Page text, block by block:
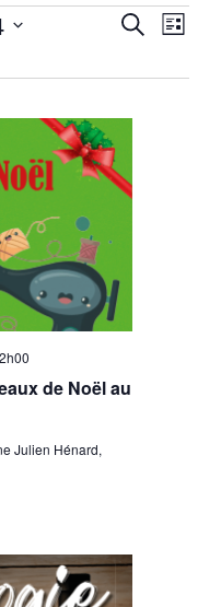
et
vues
Recherche
Liste
de Noël au
Julien Hénard,